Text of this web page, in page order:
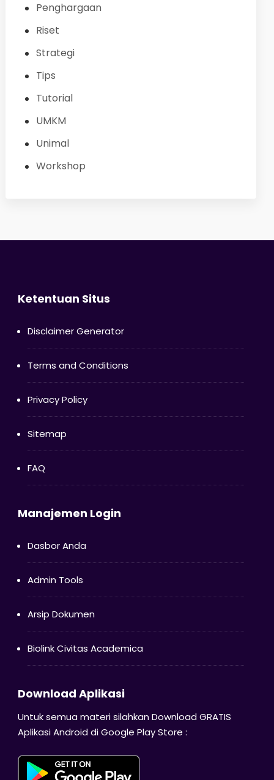
Penghargaan
Riset
Strategi
Tips
Tutorial
UMKM
Unimal
Workshop
Ketentuan Situs
Disclaimer Generator
Terms and Conditions
Privacy Policy
Sitemap
FAQ
Manajemen Login
Dasbor Anda
Admin Tools
Arsip Dokumen
Biolink Civitas Academica
Download Aplikasi
Untuk semua materi silahkan Download GRATIS
Aplikasi Android di Google Play Store :